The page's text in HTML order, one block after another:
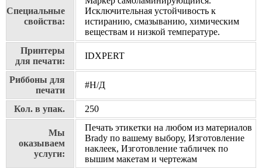
Специальные
свойства:
Исключительная устойчивость к
истиранию, смазыванию, химическим
веществам и низкой температуре.
Принтеры
для печати:
IDXPERT
Риббоны для
печати
#Н/Д
Кол. в упак. 250
Мы
оказываем
услуги:
Печать этикетки на любом из материалов
Brady по вашему выбору, Изготовление
наклеек, Изготовление табличек по
вышим макетам и чертежам